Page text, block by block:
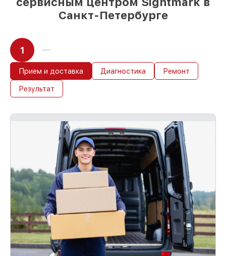
Санкт-Петербурге
1
Прием и доставка Диагностика Ремонт
Результат